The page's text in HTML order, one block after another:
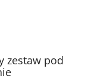
zestaw pod